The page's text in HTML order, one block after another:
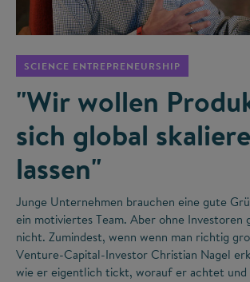
SCIENCE ENTREPRENEURSHIP
"Wir wollen
sich global
lassen"
Junge Unternehmen brauchen eine gute
ein motiviertes Team. Aber ohne Investoren
nicht. Zumindest, wenn wenn man richtig
Venture-Capital-Investor Christian Nagel
wie er eigentlich tickt, worauf er achtet und